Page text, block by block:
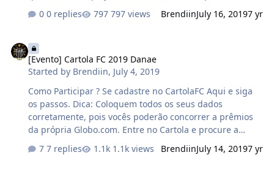
0 replies 797 views BrendiinJuly 16, 20197 yr
[Evento] Cartola FC 2019 Danae
Started by Brendiin, July 4, 2019
Como Participar ? Se cadastre no CartolaFC Aqui e siga
os passos. Dica: Coloquem todos os seus dados
corretamente, pois vocês poderão concorrer a prêmios
da própria Globo.com. Entre no Cartola e procure a
da liga. A inscrição é gratuita! Premios: Premiação para
7 replies 1.1k views BrendiinJuly 14, 20197 yr